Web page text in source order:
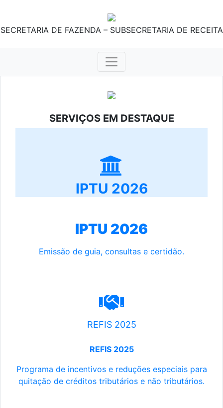
SECRETARIA DE FAZENDA – SUBSECRETARIA DE RECEITA
SERVIÇOS EM DESTAQUE
IPTU 2026
IPTU 2026
Emissão de guia, consultas e certidão.
REFIS 2025
REFIS 2025
Programa de incentivos e reduções especiais para
quitação de créditos tributários e não tributários.